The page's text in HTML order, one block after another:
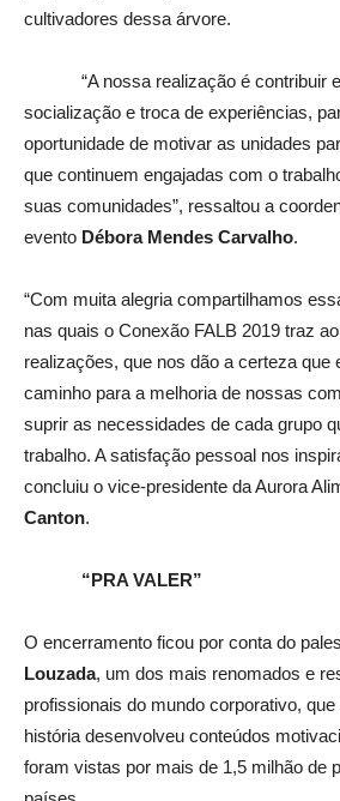
cultivadores dessa árvore.
“A nossa realização é contribuir e
socialização e troca de experiências,
oportunidade de motivar as unidades
que continuem engajadas com o
suas comunidades”, ressaltou a
evento Débora Mendes Carvalho.
“Com muita alegria compartilhamos
nas quais o Conexão FALB 2019 traz
realizações, que nos dão a certeza que
caminho para a melhoria de nossas
suprir as necessidades de cada grupo
trabalho. A satisfação pessoal nos
concluiu o vice-presidente da Aurora
Canton.
“PRA VALER”
O encerramento ficou por conta do
Louzada, um dos mais renomados e
profissionais do mundo corporativo,
história desenvolveu conteúdos
foram vistas por mais de 1,5 milhão de